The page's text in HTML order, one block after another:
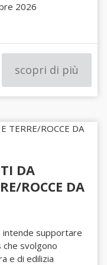
2026
scopri di più
DA
ROCCE DA
intende supportare
svolgono
e di edilizia